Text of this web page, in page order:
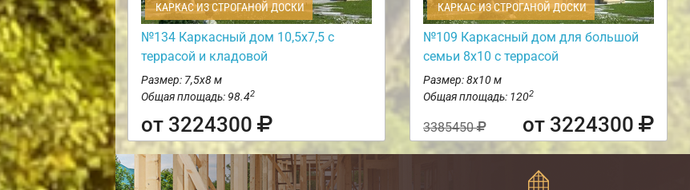
КАРКАС ИЗ СТРОГАНОЙ ДОСКИ
№134 Каркасный дом 10,5х7,5 с
террасой и кладовой
Размер: 7,5х8 м
Общая площадь: 98.42
от 3224300
КАРКАС ИЗ СТРОГАНОЙ ДОСКИ
№109 Каркасный дом для большой
семьи 8х10 с террасой
Размер: 8х10 м
Общая площадь: 1202
3385450 от 3224300